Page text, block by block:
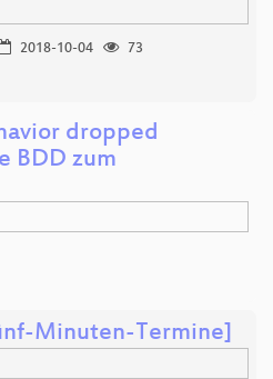
2018-10-04
73
dropped
BDD zum
Minuten-Termine]